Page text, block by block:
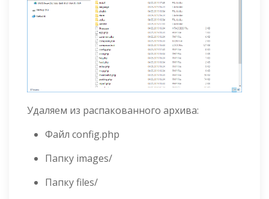
Удаляем из распакованного архива:
Файл config.php
Папку images/
Папку files/